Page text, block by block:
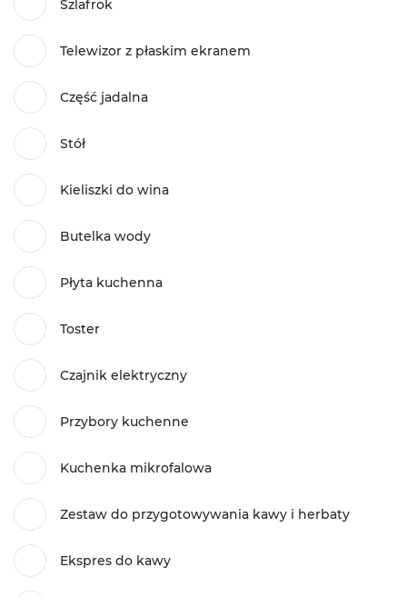
Szlafrok
Telewizor z płaskim ekranem
Część jadalna
Stół
Kieliszki do wina
Butelka wody
Płyta kuchenna
Toster
Czajnik elektryczny
Przybory kuchenne
Kuchenka mikrofalowa
Zestaw do przygotowywania kawy i herbaty
Ekspres do kawy